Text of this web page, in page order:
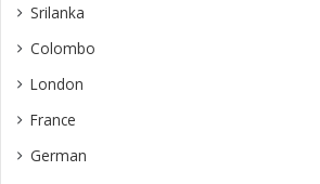
Srilanka
Colombo
London
France
German